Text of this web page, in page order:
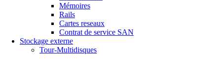
Mémoires
Rails
Cartes reseaux
Contrat de service SAN
Stockage externe
Tour-Multidisques